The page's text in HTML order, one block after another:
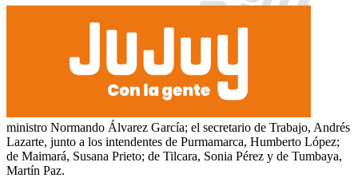
ministro Normando Álvarez García; el secretario de Trabajo, Andrés
Lazarte, junto a los intendentes de Purmamarca, Humberto López;
de Maimará, Susana Prieto; de Tilcara, Sonia Pérez y de Tumbaya,
Martín Paz.